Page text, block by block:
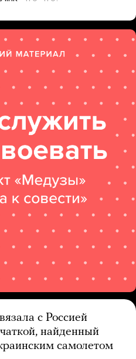
с Россией
найденный
самолетом